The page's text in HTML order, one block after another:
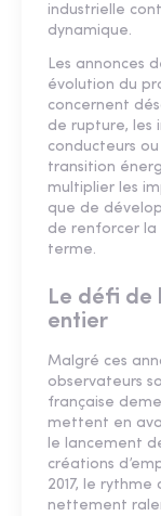
industrielle
dynamique.
Les annonces
évolution du
concernent
de rupture, les
conducteurs
transition
multiplier les
que de
de renforcer
terme.
Le défi de
entier
Malgré ces
observateurs
française
mettent en
le lancement
créations
2017, le rythme
nettement